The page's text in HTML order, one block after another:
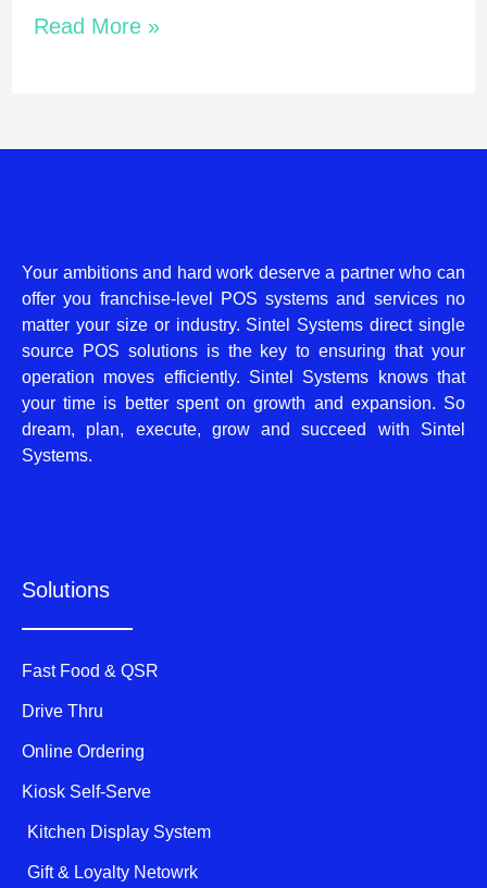
Read More »
Your ambitions and hard work deserve a partner who can
offer you franchise-level POS systems and services no
matter your size or industry. Sintel Systems direct single
source POS solutions is the key to ensuring that your
operation moves efficiently. Sintel Systems knows that
your time is better spent on growth and expansion. So
dream, plan, execute, grow and succeed with Sintel
Systems.
Solutions
Fast Food & QSR
Drive Thru
Online Ordering
Kiosk Self-Serve
Kitchen Display System
Gift & Loyalty Netowrk